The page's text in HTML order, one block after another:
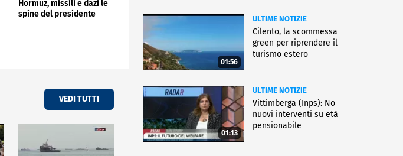
Hormuz, missili e dazi le
spine del presidente
VEDI TUTTI
01:56
ULTIME NOTIZIE
Cilento, la scommessa
green per riprendere il
turismo estero
01:13
ULTIME NOTIZIE
Vittimberga (Inps): No
nuovi interventi su età
pensionabile